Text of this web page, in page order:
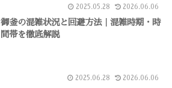
2025.05.28 2026.06.06
御釜の混雑状況と回避方法｜混雑時期・時
間帯を徹底解説
2025.06.28 2026.06.06